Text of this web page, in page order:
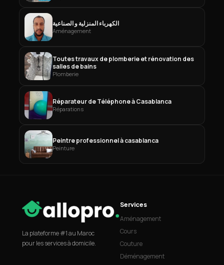
الكهرباء المنزلية و الصناعية
Aménagement
Toutes travaux de plomberie et rénovation des
salles de bains
Plomberie
Réparateur de Téléphone à Casablanca
Réparations
Peintre professionnel à casablanca
Peinture
La plateforme #1 au Maroc
pour les services à domicile.
Services
Aménagement
Cours
Couture
Déménagement